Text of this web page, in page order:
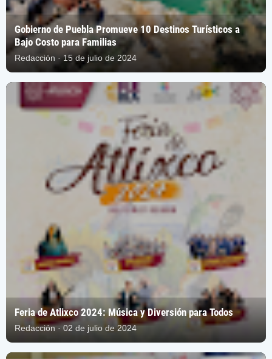
Gobierno de Puebla Promueve 10 Destinos Turísticos a
Bajo Costo para Familias
Redacción · 15 de julio de 2024
Feria de Atlixco 2024: Música y Diversión para Todos
Redacción · 02 de julio de 2024